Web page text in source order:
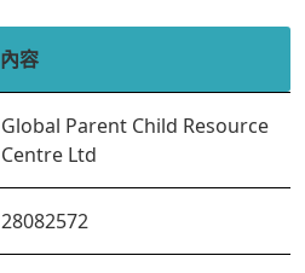
內容
Global Parent Child Resource
Centre Ltd
28082572